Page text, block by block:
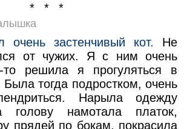
* * *
застенчивый кот. Не
от чужих. Я с ним очень
то решила я прогуляться в
тогда подростком, очень
Нарыла одежду
намотала платок,
прядей по бокам, покрасила